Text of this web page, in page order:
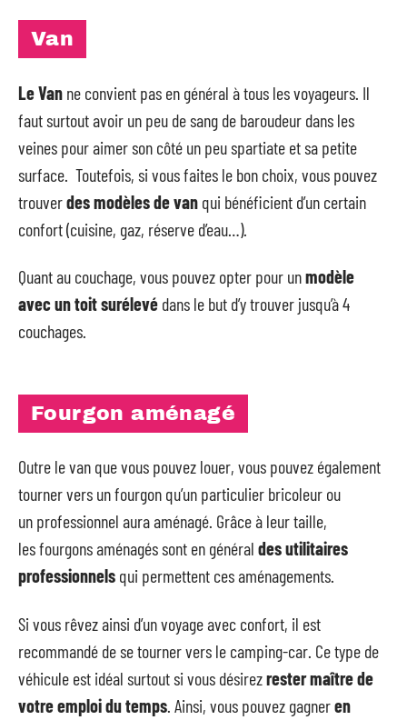
Van
Le Van ne convient pas en général à tous les voyageurs. Il
faut surtout avoir un peu de sang de baroudeur dans les
veines pour aimer son côté un peu spartiate et sa petite
surface. Toutefois, si vous faites le bon choix, vous pouvez
trouverdes modèles de van qui bénéficient d’un certain
confort (cuisine, gaz, réserve d’eau…).
Quant au couchage, vous pouvez opter pour unmodèle
avec un toit surélevé dans le but d’y trouver jusqu’à 4
couchages.
Fourgon aménagé
Outre le van que vous pouvez louer, vous pouvez également
tourner vers un fourgon qu’un particulier bricoleur ou
un professionnel aura aménagé. Grâce à leur taille,
les fourgons aménagés sont en général des utilitaires
professionnels qui permettent ces aménagements.
Si vous rêvez ainsi d’un voyage avec confort, il est
recommandé de se tourner vers le camping-car. Ce type de
véhicule est idéal surtout si vous désirezrester maître de
votre emploi du temps . Ainsi, vous pouvez gagneren